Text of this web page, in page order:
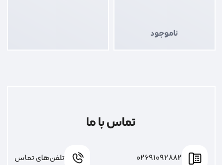
ناموجود
تماس با ما
02691092882 تلفن‌های تماس